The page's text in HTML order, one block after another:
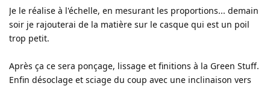
Je le réalise à l'échelle, en mesurant les proportions... demain
soir je rajouterai de la matière sur le casque qui est un poil
trop petit.
Après ça ce sera ponçage, lissage et finitions à la Green Stuff.
Enfin désoclage et sciage du coup avec une inclinaison vers